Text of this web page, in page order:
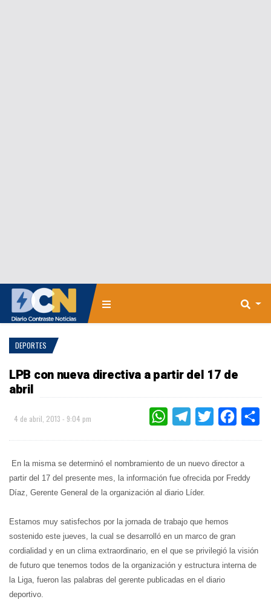
DEPORTES
LPB con nueva directiva a partir del 17 de
abril
4 de abril, 2013 - 9:04 pm WHATSAPPTELEGRAMTWITTER
En la misma se determinó el nombramiento de un nuevo director a
partir del 17 del presente mes, la información fue ofrecida por Freddy
Díaz, Gerente General de la organización al diario Líder.
Estamos muy satisfechos por la jornada de trabajo que hemos
sostenido este jueves, la cual se desarrolló en un marco de gran
cordialidad y en un clima extraordinario, en el que se privilegió la visión
de futuro que tenemos todos de la organización y estructura interna de
la Liga, fueron las palabras del gerente publicadas en el diario
deportivo.